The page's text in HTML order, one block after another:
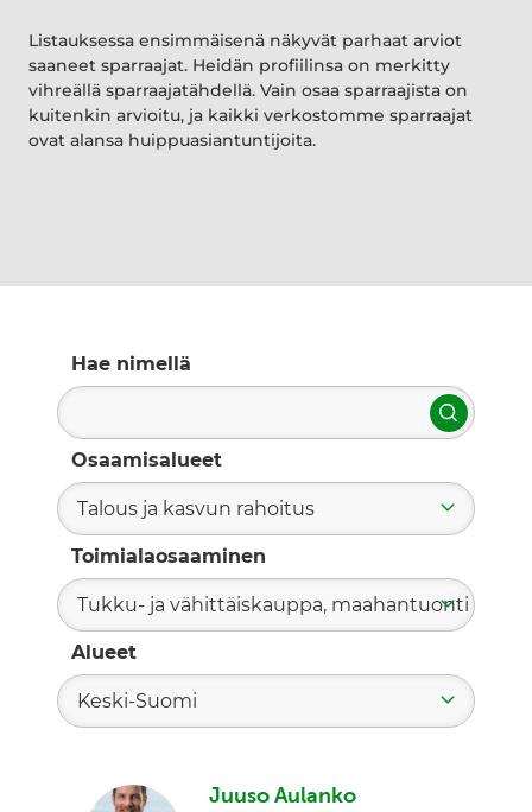
Listauksessa ensimmäisenä näkyvät parhaat arviot
saaneet sparraajat. Heidän profiilinsa on merkitty
vihreällä sparraajatähdellä. Vain osaa sparraajista on
kuitenkin arvioitu, ja kaikki verkostomme sparraajat
ovat alansa huippuasiantuntijoita.
Hae nimellä
Hae
Osaamisalueet
Talous ja kasvun rahoitus
Toimialaosaaminen
Tukku- ja vähittäiskauppa, maahantuonti
Alueet
Keski-Suomi
Juuso Aulanko